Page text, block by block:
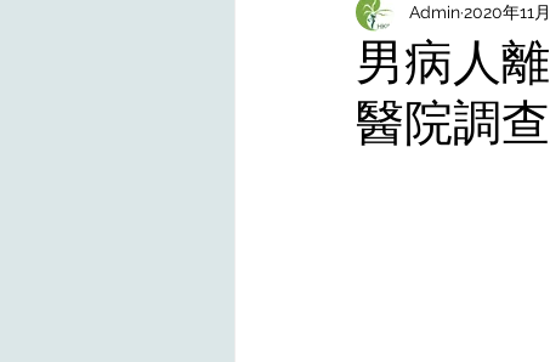
男病人
醫院調
Admin2020年11